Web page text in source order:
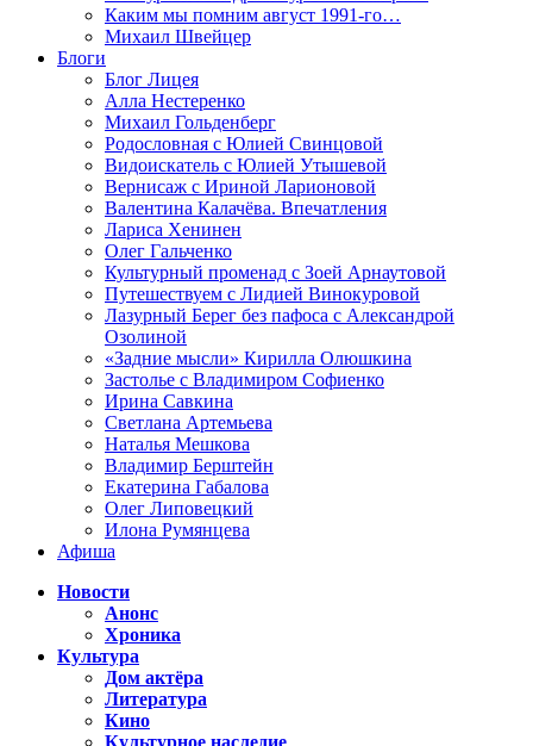
Каким мы помним август 1991-го…
Михаил Швейцер
Блоги
Блог Лицея
Алла Нестеренко
Михаил Гольденберг
Родословная с Юлией Свинцовой
Видоискатель с Юлией Утышевой
Вернисаж с Ириной Ларионовой
Валентина Калачёва. Впечатления
Лариса Хенинен
Олег Гальченко
Культурный променад с Зоей Арнаутовой
Путешествуем с Лидией Винокуровой
Лазурный Берег без пафоса с Александрой
Озолиной
«Задние мысли» Кирилла Олюшкина
Застолье с Владимиром Софиенко
Ирина Савкина
Светлана Артемьева
Наталья Мешкова
Владимир Берштейн
Екатерина Габалова
Олег Липовецкий
Илона Румянцева
Афиша
Новости
Анонс
Хроника
Культура
Дом актёра
Литература
Кино